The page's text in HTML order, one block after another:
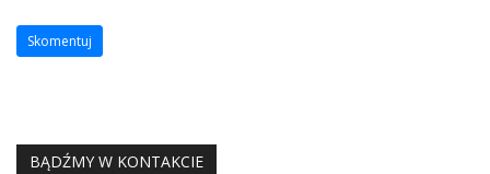
BĄDŹMY W KONTAKCIE